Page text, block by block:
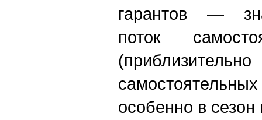
гарантов —
поток
особенно в